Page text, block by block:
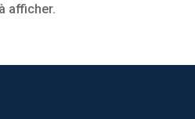
afficher.